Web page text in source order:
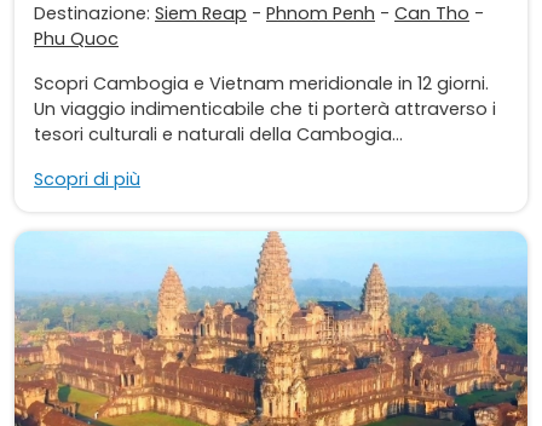
Destinazione: Siem Reap - Phnom Penh - Can Tho -
Phu Quoc
Scopri Cambogia e Vietnam meridionale in 12 giorni.
Un viaggio indimenticabile che ti porterà attraverso i
tesori culturali e naturali della Cambogia...
Scopri di più